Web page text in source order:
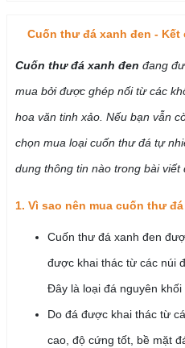
Cuốn thư đá xanh đen -
Cuốn thư đá xanh đen đang
mua bởi được ghép nối từ các
hoa văn tinh xảo. Nếu bạn vẫn
chọn mua loại cuốn thư đá tự
dung thông tin nào trong bài viết
1. Vì sao nên mua cuốn thư
Cuốn thư đá xanh đen
được khai thác từ các núi
Đây là loại đá nguyên
Do đá được khai thác từ
cao, độ cứng tốt, bề mặt